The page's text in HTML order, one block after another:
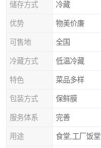
储存方式 冷藏
优势 物美价廉
可售地 全国
冷藏方式 低温冷藏
特色 菜品多样
包装方式 保鲜膜
服务体系 完善
用途 食堂,工厂饭堂